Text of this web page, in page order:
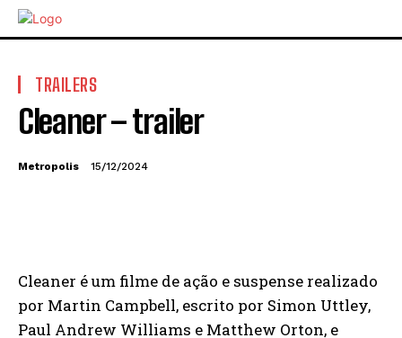
TRAILERS
Cleaner – trailer
Metropolis 15/12/2024
Cleaner é um filme de ação e suspense realizado
por Martin Campbell, escrito por Simon Uttley,
Paul Andrew Williams e Matthew Orton, e